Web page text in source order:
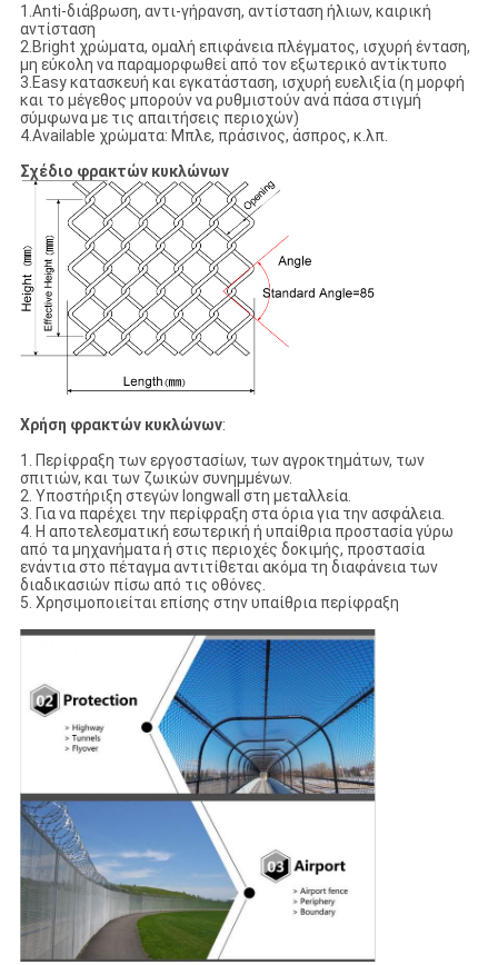
1.Anti-διάβρωση, αντι-γήρανση, αντίσταση ήλιων, καιρική
αντίσταση
2.Bright χρώματα, ομαλή επιφάνεια πλέγματος, ισχυρή ένταση,
μη εύκολη να παραμορφωθεί από τον εξωτερικό αντίκτυπο
3.Easy κατασκευή και εγκατάσταση, ισχυρή ευελιξία (η μορφή
και το μέγεθος μπορούν να ρυθμιστούν ανά πάσα στιγμή
σύμφωνα με τις απαιτήσεις περιοχών)
4.Available χρώματα: Μπλε, πράσινος, άσπρος, κ.λπ.
Σχέδιο φρακτών κυκλώνων
Χρήση φρακτών κυκλώνων:
1. Περίφραξη των εργοστασίων, των αγροκτημάτων, των
σπιτιών, και των ζωικών συνημμένων.
2. Υποστήριξη στεγών longwall στη μεταλλεία.
3. Για να παρέχει την περίφραξη στα όρια για την ασφάλεια.
4. Η αποτελεσματική εσωτερική ή υπαίθρια προστασία γύρω
από τα μηχανήματα ή στις περιοχές δοκιμής, προστασία
ενάντια στο πέταγμα αντιτίθεται ακόμα τη διαφάνεια των
διαδικασιών πίσω από τις οθόνες.
5. Χρησιμοποιείται επίσης στην υπαίθρια περίφραξη